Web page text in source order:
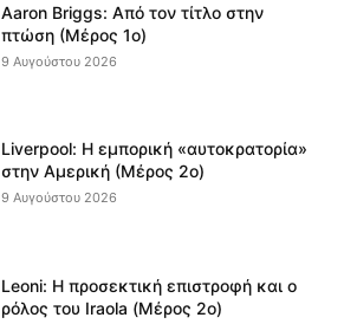
Aaron Briggs: Από τον τίτλο στην
πτώση (Μέρος 1ο)
9 Αυγούστου 2026
Liverpool: Η εμπορική «αυτοκρατορία»
στην Αμερική (Μέρος 2ο)
9 Αυγούστου 2026
Leoni: Η προσεκτική επιστροφή και ο
ρόλος του Iraola (Μέρος 2ο)